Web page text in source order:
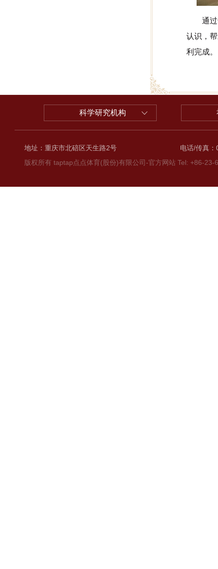
通
认识，
利完成。
科学研究机构
地址：重庆市北碚区天生路2号
电话/传真
版权所有 taptap点点体育(股份)有限公司-官方网站 Tel: +86-23-